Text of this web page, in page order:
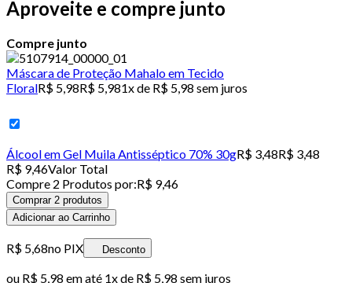
Aproveite e compre junto
Compre junto
Máscara de Proteção Mahalo em Tecido
FloralR$ 5,98R$ 5,981x de R$ 5,98 sem juros
Álcool em Gel Muila Antisséptico 70% 30gR$ 3,48R$ 3,48
R$ 9,46Valor Total
Compre 2 Produtos por:R$ 9,46
Comprar 2 produtos
Adicionar ao Carrinho
R$ 5,68no PIX Desconto
ou R$ 5,98 em até 1x de R$ 5,98 sem juros